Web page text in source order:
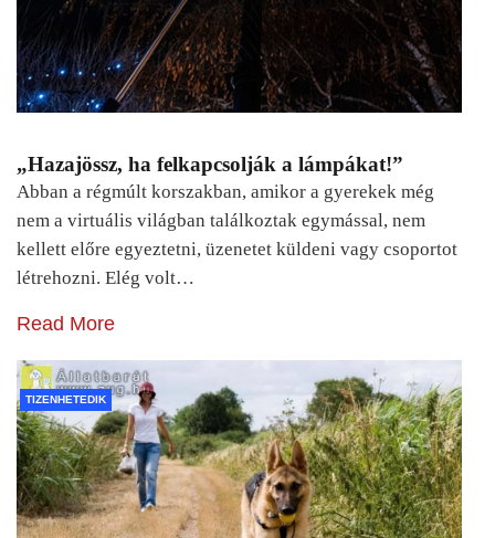
„Hazajössz, ha felkapcsolják a lámpákat!”
Abban a régmúlt korszakban, amikor a gyerekek még
nem a virtuális világban találkoztak egymással, nem
kellett előre egyeztetni, üzenetet küldeni vagy csoportot
létrehozni. Elég volt…
Read More
TIZENHETEDIK